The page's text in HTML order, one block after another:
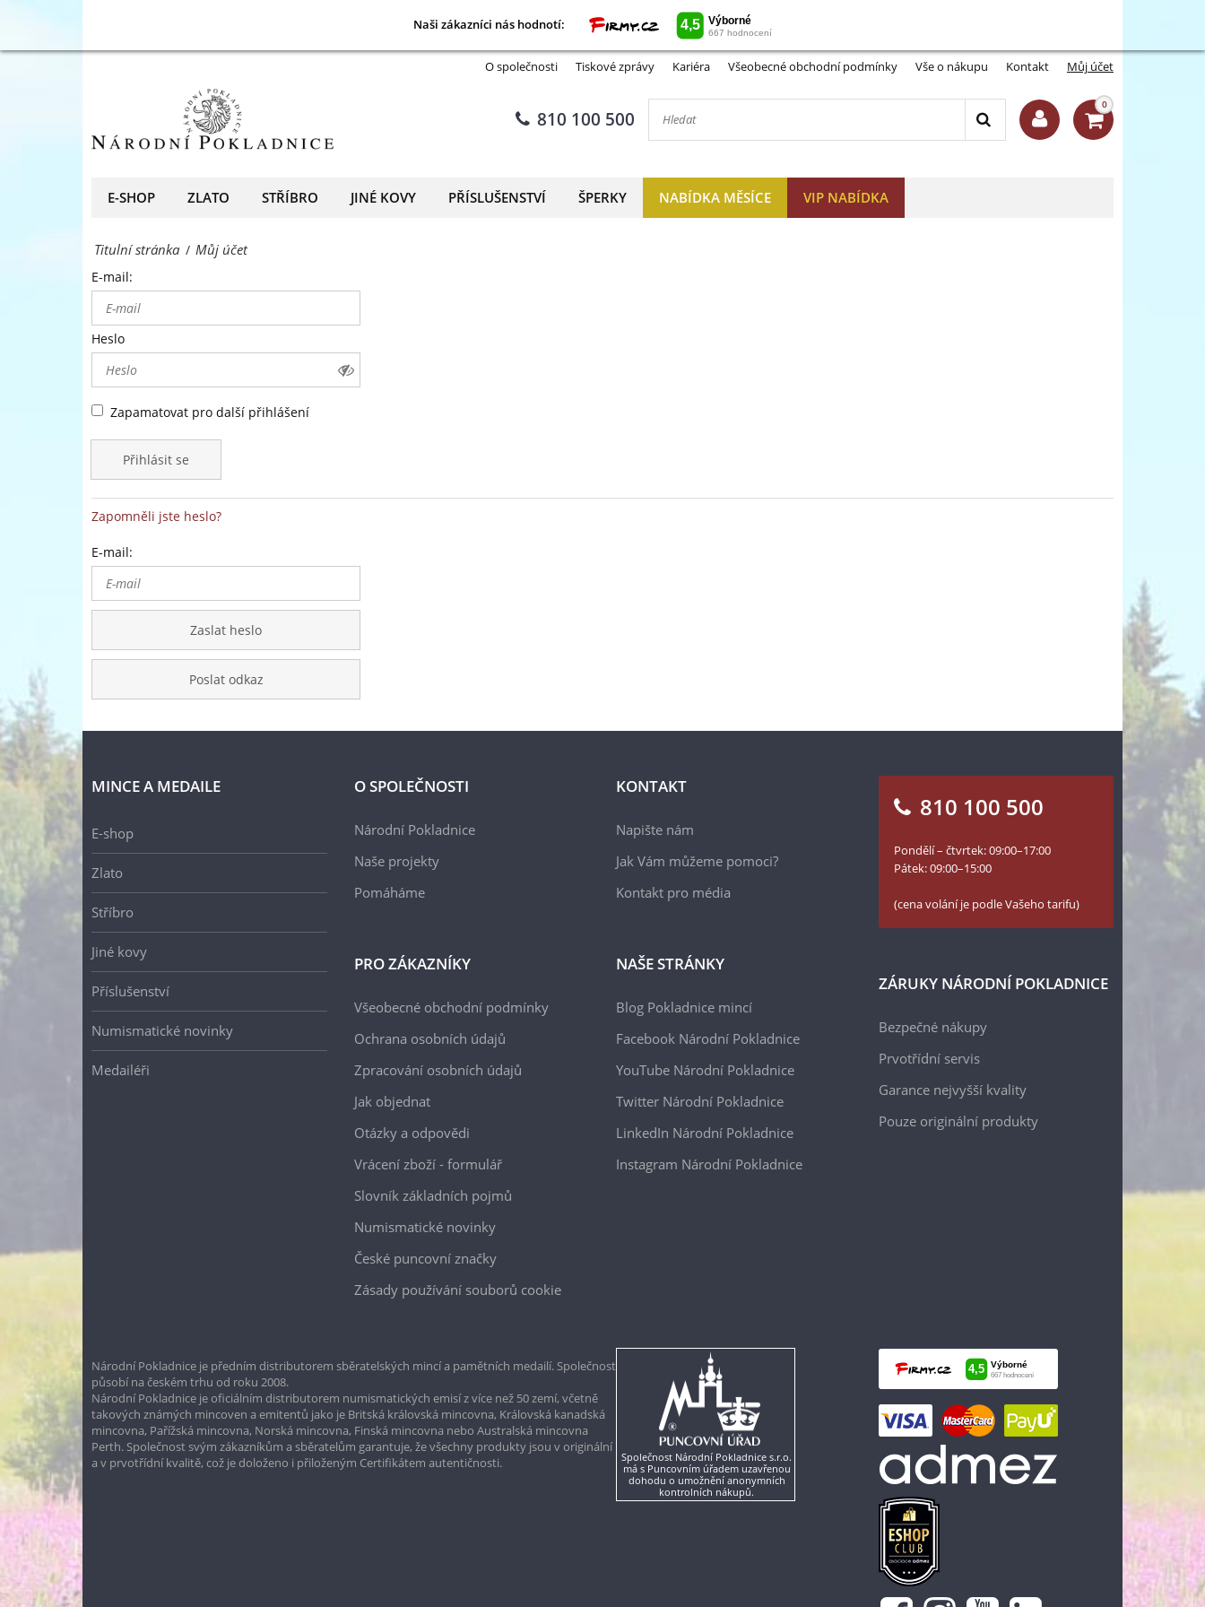
Naši zákazníci nás hodnotí:
evropský
prodejce
mincí
a
medailí
O společnosti Tiskové zprávy Kariéra Všeobecné obchodní podmínky Vše o nákupu Kontakt Můj účet
810 100 500
0
E-SHOP ZLATO STŘÍBRO JINÉ KOVY PŘÍSLUŠENSTVÍ ŠPERKY NABÍDKA MĚSÍCE VIP NABÍDKA
Titulní stránka / Můj účet
E-mail:
Heslo
Zapamatovat pro další přihlášení
Přihlásit se
Zapomněli jste heslo?
E-mail:
Zaslat heslo
Poslat odkaz
MINCE A MEDAILE
E-shop
Zlato
Stříbro
Jiné kovy
Příslušenství
Numismatické novinky
Medailéři
O SPOLEČNOSTI
Národní Pokladnice
Naše projekty
Pomáháme
PRO ZÁKAZNÍKY
Všeobecné obchodní podmínky
Ochrana osobních údajů
Zpracování osobních údajů
Jak objednat
Otázky a odpovědi
Vrácení zboží - formulář
Slovník základních pojmů
Numismatické novinky
České puncovní značky
Zásady používání souborů cookie
KONTAKT
Napište nám
Jak Vám můžeme pomoci?
Kontakt pro média
NAŠE STRÁNKY
Blog Pokladnice mincí
Facebook Národní Pokladnice
YouTube Národní Pokladnice
Twitter Národní Pokladnice
LinkedIn Národní Pokladnice
Instagram Národní Pokladnice
810 100 500
Pondělí – čtvrtek: 09:00–17:00
Pátek: 09:00–15:00
(cena volání je podle Vašeho tarifu)
ZÁRUKY NÁRODNÍ POKLADNICE
Bezpečné nákupy
Prvotřídní servis
Garance nejvyšší kvality
Pouze originální produkty
Národní Pokladnice je předním distributorem sběratelských mincí a pamětních medailí. Společnost
působí na českém trhu od roku 2008.
Národní Pokladnice je oficiálním distributorem numismatických emisí z více než 50 zemí, včetně
takových známých mincoven a emitentů jako je Britská královská mincovna, Královská kanadská
mincovna, Pařížská mincovna, Norská mincovna, Finská mincovna nebo Australská mincovna
Perth. Společnost svým zákazníkům a sběratelům garantuje, že všechny produkty jsou v originální
a v prvotřídní kvalitě, což je doloženo i přiloženým Certifikátem autentičnosti.
Společnost Národní Pokladnice s.r.o.
má s Puncovním úřadem uzavřenou
dohodu o umožnění anonymních
kontrolních nákupů.
Naši zákazníci nás hodnotí:
evropský
a